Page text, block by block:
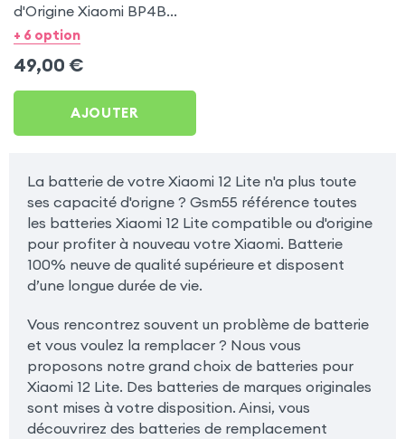
d'Origine Xiaomi BP4B
pour Xiaomi 12 Lite
+ 6 option
49,00 €
AJOUTER
La batterie de votre Xiaomi 12 Lite n'a plus toute
ses capacité d'origne ? Gsm55 référence toutes
les batteries Xiaomi 12 Lite compatible ou d'origine
pour profiter à nouveau votre Xiaomi. Batterie
100% neuve de qualité supérieure et disposent
d’une longue durée de vie.
Vous rencontrez souvent un problème de batterie
et vous voulez la remplacer ? Nous vous
proposons notre grand choix de batteries pour
Xiaomi 12 Lite. Des batteries de marques originales
sont mises à votre disposition. Ainsi, vous
découvrirez des batteries de remplacement